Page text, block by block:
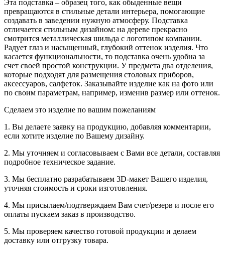
Эта подставка – образец того, как обыденные вещи
превращаются в стильные детали интерьера, помогающие
создавать в заведении нужную атмосферу. Подставка
отличается стильным дизайном: на дереве прекрасно
смотрится металлическая шильда с логотипом компании.
Радует глаз и насыщенный, глубокий оттенок изделия. Что
касается функциональности, то подставка очень удобна за
счет своей простой конструкции. У предмета два отделения,
которые подходят для размещения столовых приборов,
аксессуаров, салфеток. Заказывайте изделие как на фото или
по своим параметрам, например, изменив размер или оттенок.
Сделаем это изделие по вашим пожеланиям
1. Вы делаете заявку на продукцию, добавляя комментарии,
если хотите изделие по Вашему дизайну.
2. Мы уточняем и согласовываем с Вами все детали, составляя
подробное техническое задание.
3. Мы бесплатно разрабатываем 3D-макет Вашего изделия,
уточняя стоимость и сроки изготовления.
4. Мы присылаем/подтверждаем Вам счет/резерв и после его
оплаты пускаем заказ в производство.
5. Мы проверяем качество готовой продукции и делаем
доставку или отгрузку товара.